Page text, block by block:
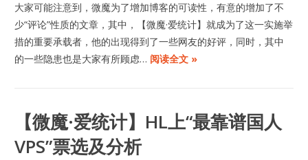
大家可能注意到，微魔为了增加博客的可读性，有意的增加了不
少“评论”性质的文章，其中，【微魔·爱统计】就成为了这一实施举
措的重要承载者，他的出现得到了一些网友的好评，同时，其中
的一些隐患也是大家有所顾虑… 阅读全文 »
【微魔·爱统计】HL上“最靠谱国人
VPS”票选及分析